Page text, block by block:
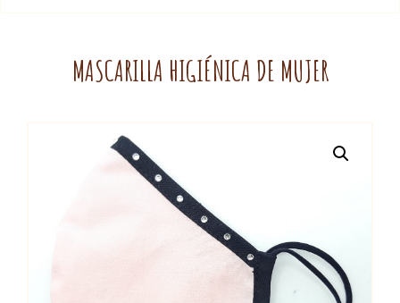
MASCARILLA HIGIÉNICA DE MUJER